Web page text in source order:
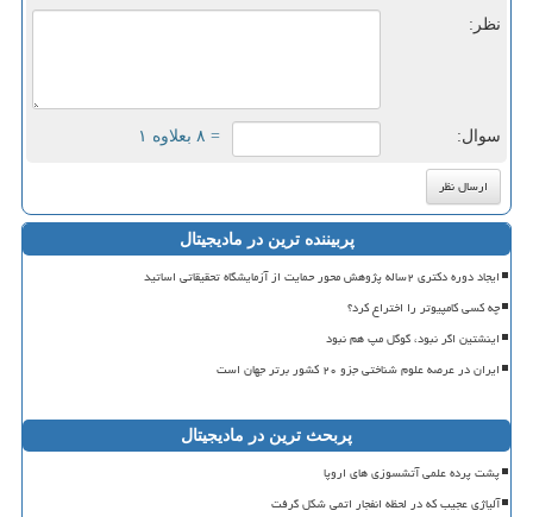
نظر:
سوال: = ۸ بعلاوه ۱
پربیننده ترین در مادیجیتال
ایجاد دوره دکتری ۲ساله پژوهش محور حمایت از آزمایشگاه تحقیقاتی اساتید
چه کسی کامپیوتر را اختراع کرد؟
اینشتین اگر نبود، گوگل مپ هم نبود
ایران در عرصه علوم شناختی جزو ۲۰ کشور برتر جهان است
پربحث ترین در مادیجیتال
پشت پرده علمی آتشسوزی های اروپا
آلیاژی عجیب که در لحظه انفجار اتمی شکل گرفت